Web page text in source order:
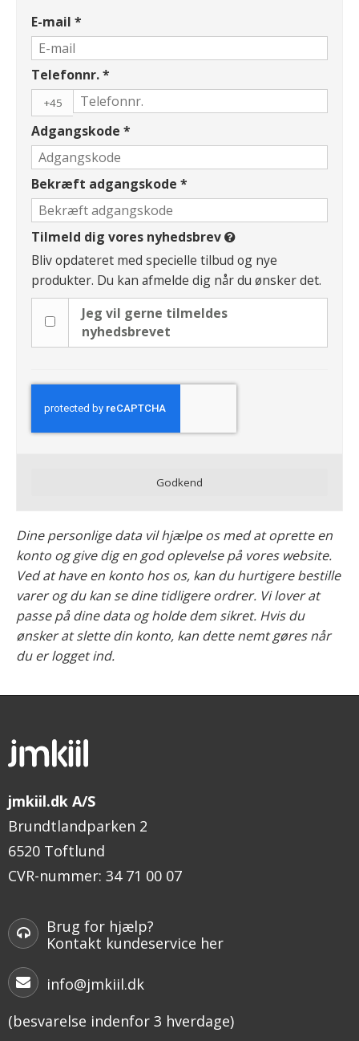
E-mail *
Telefonnr.*
+45
Adgangskode *
Bekræft adgangskode *
Tilmeld dig vores nyhedsbrev
Bliv opdateret med specielle tilbud og nye
produkter. Du kan afmelde dig når du ønsker det.
Jeg vil gerne tilmeldes
nyhedsbrevet
Godkend
Dine personlige data vil hjælpe os med at oprette en
konto og give dig en god oplevelse på vores website.
Ved at have en konto hos os, kan du hurtigere bestille
varer og du kan se dine tidligere ordrer. Vi lover at
passe på dine data og holde dem sikret. Hvis du
ønsker at slette din konto, kan dette nemt gøres når
du er logget ind.
jmkiil.dk A/S
Brundtlandparken 2
6520 Toftlund
CVR-nummer: 34 71 00 07
Brug for hjælp?
Kontakt kundeservice her
info@jmkiil.dk
(besvarelse indenfor 3 hverdage)